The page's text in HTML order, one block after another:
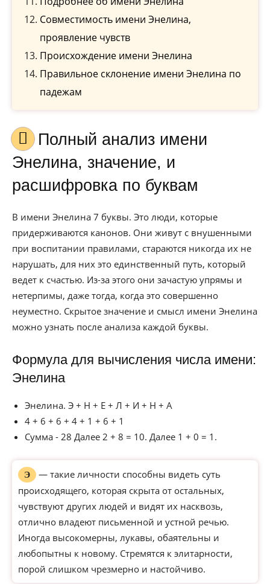
Совместимость имени Энелина,
проявление чувств
Происхождение имени Энелина
Правильное склонение имени Энелина по
падежам
Полный анализ имени
Энелина, значение, и
расшифровка по буквам
В имени Энелина 7 буквы. Это люди, которые
придерживаются канонов. Они живут с внушенными
при воспитании правилами, стараются никогда их не
нарушать, для них это единственный путь, который
ведет к счастью. Из-за этого они зачастую упрямы и
нетерпимы, даже тогда, когда это совершенно
неуместно. Скрытое значение и смысл имени Энелина
можно узнать после анализа каждой буквы.
Формула для вычисления числа имени:
Энелина
Энелина. Э + Н + Е + Л + И + Н + А
4 + 6 + 6 + 4 + 1 + 6 + 1
Сумма - 28 Далее 2 + 8 = 10. Далее 1 + 0 = 1.
Э
— такие личности способны видеть суть
происходящего, которая скрыта от остальных,
чувствуют других людей и видят их насквозь,
отлично владеют письменной и устной речью.
Иногда высокомерны, лукавы, обаятельны и
любопытны к новому. Стремятся к элитарности,
порой слишком чрезмерно и настойчиво.